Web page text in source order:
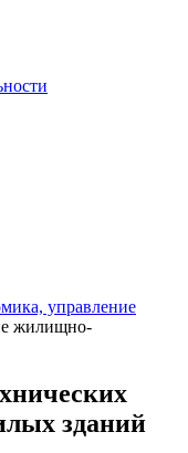
управление
жилищно-
зданий